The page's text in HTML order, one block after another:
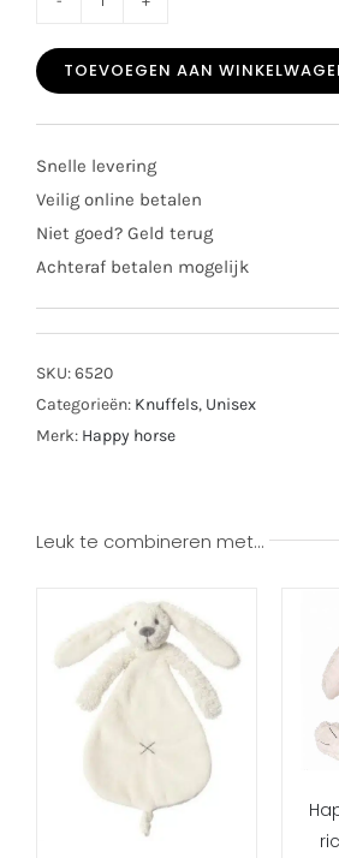
horse
rabbit
TOEVOEGEN AAN
Snelle levering
Veilig online betalen
Niet goed? Geld terug
Achteraf betalen mogelijk
SKU:6520
Categorieën: Knuffels, Unisex
Merk: Happy horse
Leuk te combineren met…